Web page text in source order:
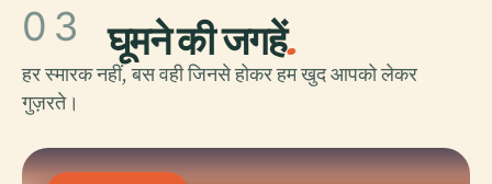
03 घूमने की जगहें.
हर स्मारक नहीं, बस वही जिनसे होकर हम खुद आपको लेकर
गुज़रते।